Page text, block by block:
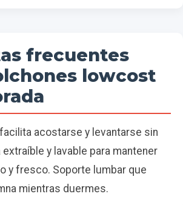
frecuentes
lowcost
acostarse y levantarse sin
y lavable para mantener
y fresco. Soporte lumbar que
mientras duermes.